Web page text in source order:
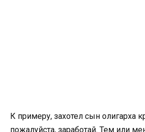
К примеру, захотел сын олигарха
пожалуйста, заработай. Тем или